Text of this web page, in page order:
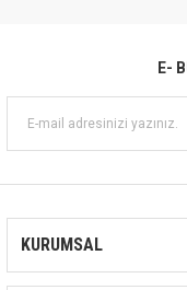
E-
KURUMSAL